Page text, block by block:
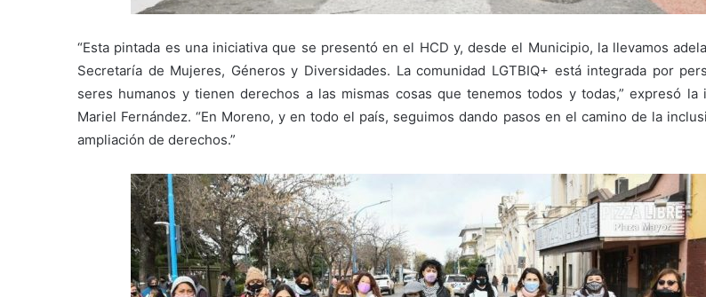
“Esta pintada es una iniciativa que se presentó en el HCD y, desde el Municipio, la llevamos
Secretaría de Mujeres, Géneros y Diversidades. La comunidad LGTBIQ+ está integrada por
seres humanos y tienen derechos a las mismas cosas que tenemos todos y todas,” expresó la
Mariel Fernández. “En Moreno, y en todo el país, seguimos dando pasos en el camino de la
ampliación de derechos.”